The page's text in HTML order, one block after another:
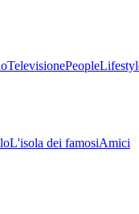
TelevisionePeople
L'isola dei famosiAmici